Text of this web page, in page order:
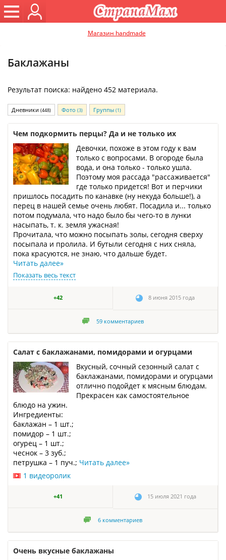
Магазин handmade
Баклажаны
Результат поиска: найдено 452 материала.
Дневники (448) Фото (3) Группы (1)
Чем подкормить перцы? Да и не только их
Девочки, похоже в этом году к вам
только с вопросами. В огороде была
вода, и она только - только ушла.
Поэтому моя рассада "рассаживается"
где только придется! Вот и перчики
пришлось посадить по канавке (ну некуда больше!), а
перец в нашей семье очень любят. Посадила и... только
потом подумала, что надо было бы чего-то в лунки
насыпать, т. к. земля ужасная!
Прочитала, что можно посыпать золы, сегодня сверху
посыпала и пролила. И бутыли сегодня с них сняла,
пока красуются, не знаю, что дальше будет.
Читать далее»
Показать весь текст
+42 8 июня 2015 года
59 комментариев
Салат с баклажанами, помидорами и огурцами
Вкусный, сочный сезонный салат с
баклажанами, помидорами и огурцами
отлично подойдет к мясным блюдам.
Прекрасен как самостоятельное
блюдо на ужин.
Ингредиенты:
баклажан – 1 шт.;
помидор – 1 шт.;
огурец – 1 шт.;
чеснок – 3 зуб.;
петрушка – 1 пуч.; Читать далее»
1 видеоролик
+41 15 июля 2021 года
6 комментариев
Очень вкусные баклажаны